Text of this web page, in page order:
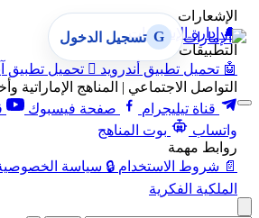
الإشعارات
🔔 إدارة الإشعارات
التطبيقات
🤖 تحميل تطبيق أندرويد  تحميل تطبيق
التواصل الاجتماعي | المناهج الإماراتية
قناة تيليجرام
صفحة فيسبوك
واتساب
بوت المناهج
روابط مهمة
📄 شروط الاستخدام 🔒 سياسة الخصوصية
الملكية الفكرية
G تسجيل الدخول